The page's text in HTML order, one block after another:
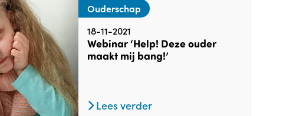
Ouderschap
18-11-2021
Webinar ‘Help! Deze ouder
maakt mij bang!’
Lees verder